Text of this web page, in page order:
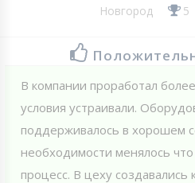
Новгород
5
В компании проработал
условия устраивали.
поддерживалось в хорошем
необходимости менялось
процесс. В цеху